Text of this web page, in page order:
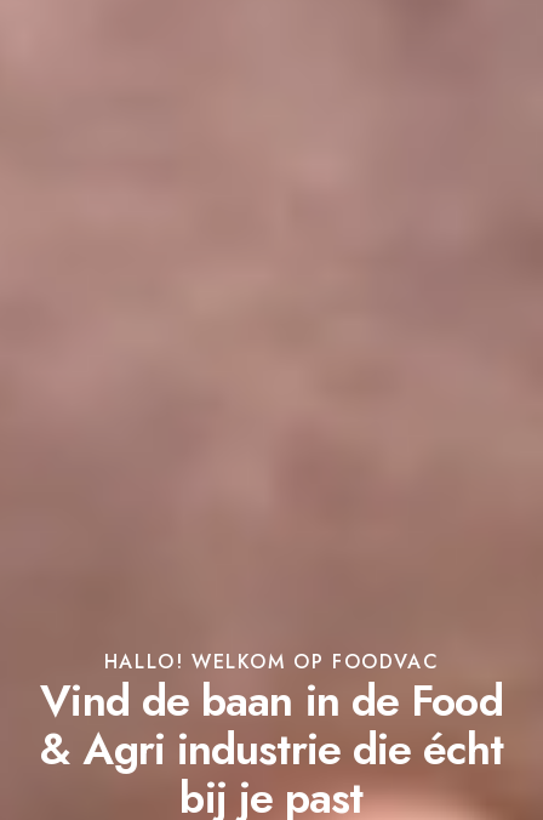
HALLO! WELKOM OP FOODVAC
Vind de baan in de Food
& Agri industrie die écht
bij je past